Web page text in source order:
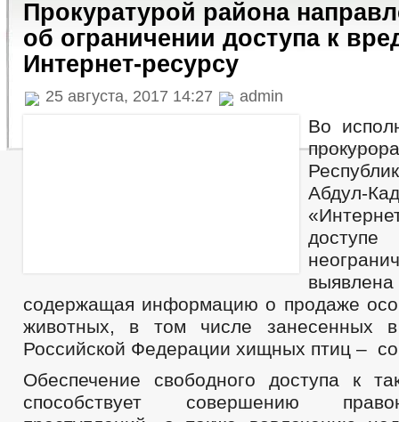
Прокуратурой района
об ограничении доступа к
Интернет-ресурсу
25 августа, 2017 14:27 admin
Во
Абдул-
содержащая информацию о продаже
животных, в том числе занесенных
Российской Федерации хищных птиц –
Обеспечение свободного доступа к
способствует совершению